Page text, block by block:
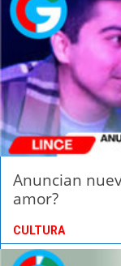
Anuncian
amor?
CULTURA